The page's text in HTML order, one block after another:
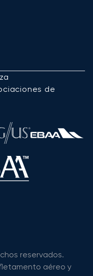
de
reservados.
aéreo y